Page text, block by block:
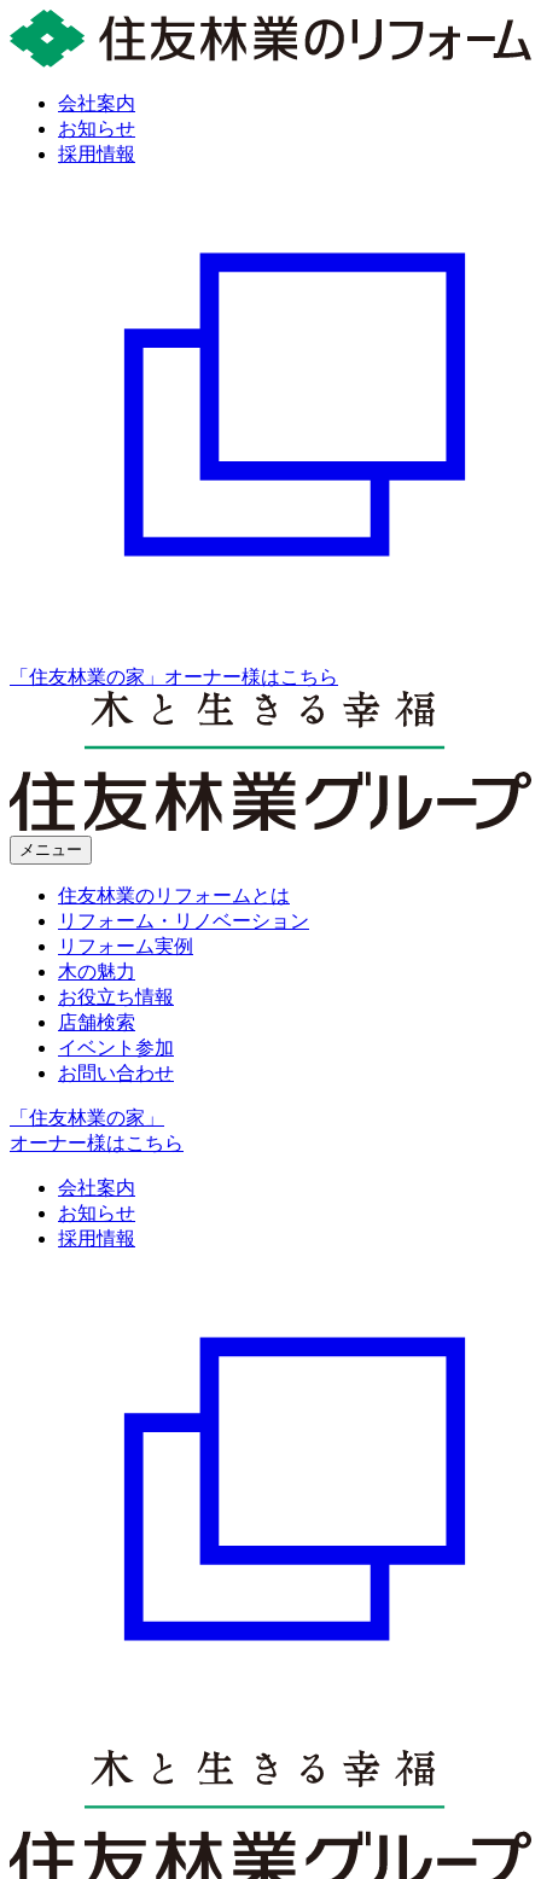
会社案内
お知らせ
採用情報
「住友林業の家」オーナー様はこちら
メニュー
住友林業のリフォームとは
リフォーム・リノベーション
リフォーム実例
木の魅力
お役立ち情報
店舗検索
イベント参加
お問い合わせ
「住友林業の家」
オーナー様はこちら
会社案内
お知らせ
採用情報